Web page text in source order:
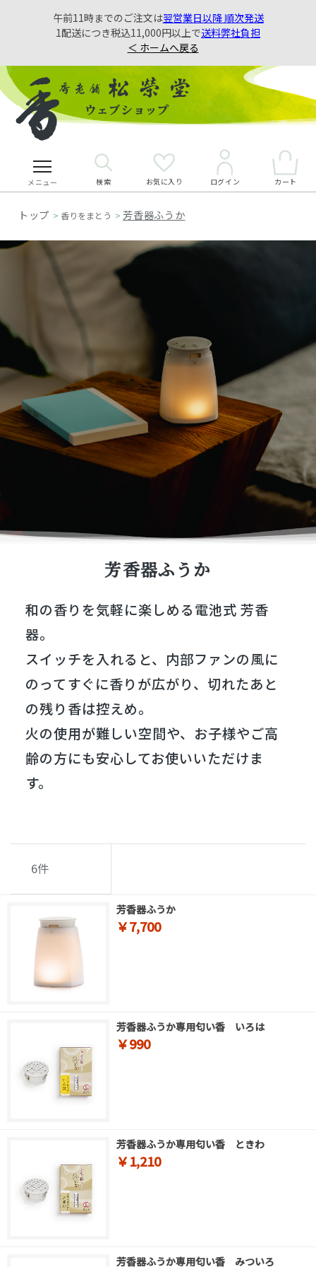
午前11時までのご注文は翌営業日以降 順次発送
1配送につき税込11,000円以上で送料弊社負担
＜ ホームへ戻る
メニュー 検索 お気に入り ログイン カート
> 香りをまとう >芳香器ふうか
芳香器ふうか
和の香りを気軽に楽しめる電池式 芳香
器。
スイッチを入れると、内部ファンの風に
のってすぐに香りが広がり、切れたあと
の残り香は控えめ。
火の使用が難しい空間や、お子様やご高
齢の方にも安心してお使いいただけま
す。
6件
芳香器ふうか
￥7,700
芳香器ふうか専用匂い香 いろは
￥990
芳香器ふうか専用匂い香 ときわ
￥1,210
芳香器ふうか専用匂い香 みついろ